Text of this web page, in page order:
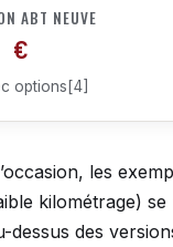
ABT NEUVE
€
options[4]
les
kilométrage)
dessus des